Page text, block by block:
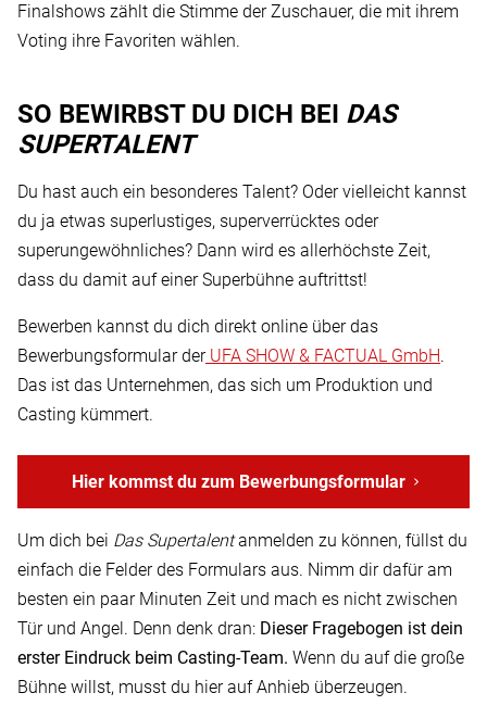
Finalshows zählt die Stimme der Zuschauer, die mit ihrem
Voting ihre Favoriten wählen.
SO BEWIRBST DU DICH BEI DAS
SUPERTALENT
Du hast auch ein besonderes Talent? Oder vielleicht kannst
du ja etwas superlustiges, superverrücktes oder
superungewöhnliches? Dann wird es allerhöchste Zeit,
dass du damit auf einer Superbühne auftrittst!
Bewerben kannst du dich direkt online über das
Bewerbungsformular derUFA SHOW & FACTUAL GmbH.
Das ist das Unternehmen, das sich um Produktion und
Casting kümmert.
Hier kommst du zum Bewerbungsformular
Um dich bei Das Supertalentanmelden zu können, füllst du
einfach die Felder des Formulars aus. Nimm dir dafür am
besten ein paar Minuten Zeit und mach es nicht zwischen
Tür und Angel. Denn denk dran: Dieser Fragebogen ist dein
erster Eindruck beim Casting-Team. Wenn du auf die große
Bühne willst, musst du hier auf Anhieb überzeugen.